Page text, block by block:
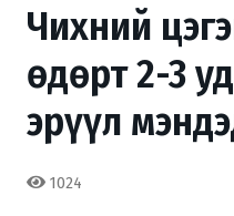
Чихний
өдөрт 2-3
эрүүл
1024